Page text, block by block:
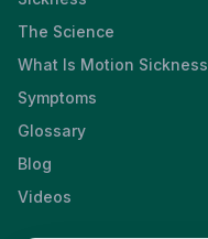
The Science
What Is Motion Sickness
Symptoms
Glossary
Blog
Videos